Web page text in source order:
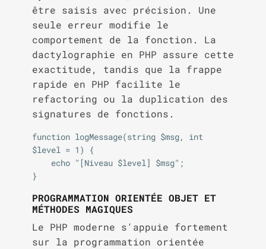
être saisis avec précision. Une
seule erreur modifie le
comportement de la fonction. La
dactylographie en PHP assure cette
exactitude, tandis que la frappe
rapide en PHP facilite le
refactoring ou la duplication des
signatures de fonctions.
function logMessage(string $msg, int
$level = 1) {
PROGRAMMATION ORIENTÉE OBJET ET
MÉTHODES MAGIQUES
Le PHP moderne s'appuie fortement
sur la programmation orientée